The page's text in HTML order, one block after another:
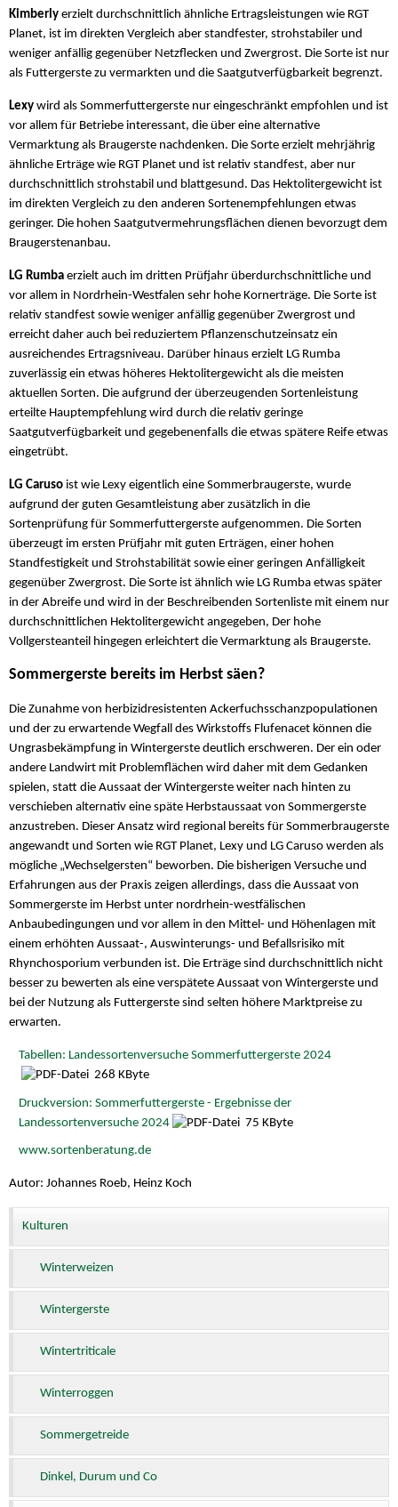
Kimberly erzielt durchschnittlich ähnliche Ertragsleistungen wie RGT
Planet, ist im direkten Vergleich aber standfester, strohstabiler und
weniger anfällig gegenüber Netzflecken und Zwergrost. Die Sorte ist nur
als Futtergerste zu vermarkten und die Saatgutverfügbarkeit begrenzt.
Lexy wird als Sommerfuttergerste nur eingeschränkt empfohlen und ist
vor allem für Betriebe interessant, die über eine alternative
Vermarktung als Braugerste nachdenken. Die Sorte erzielt mehrjährig
ähnliche Erträge wie RGT Planet und ist relativ standfest, aber nur
durchschnittlich strohstabil und blattgesund. Das Hektolitergewicht ist
im direkten Vergleich zu den anderen Sortenempfehlungen etwas
geringer. Die hohen Saatgutvermehrungsflächen dienen bevorzugt dem
Braugerstenanbau.
LG Rumba erzielt auch im dritten Prüfjahr überdurchschnittliche und
vor allem in Nordrhein-Westfalen sehr hohe Kornerträge. Die Sorte ist
relativ standfest sowie weniger anfällig gegenüber Zwergrost und
erreicht daher auch bei reduziertem Pflanzenschutzeinsatz ein
ausreichendes Ertragsniveau. Darüber hinaus erzielt LG Rumba
zuverlässig ein etwas höheres Hektolitergewicht als die meisten
aktuellen Sorten. Die aufgrund der überzeugenden Sortenleistung
erteilte Hauptempfehlung wird durch die relativ geringe
Saatgutverfügbarkeit und gegebenenfalls die etwas spätere Reife etwas
eingetrübt.
LG Caruso ist wie Lexy eigentlich eine Sommerbraugerste, wurde
aufgrund der guten Gesamtleistung aber zusätzlich in die
Sortenprüfung für Sommerfuttergerste aufgenommen. Die Sorten
überzeugt im ersten Prüfjahr mit guten Erträgen, einer hohen
Standfestigkeit und Strohstabilität sowie einer geringen Anfälligkeit
gegenüber Zwergrost. Die Sorte ist ähnlich wie LG Rumba etwas später
in der Abreife und wird in der Beschreibenden Sortenliste mit einem nur
durchschnittlichen Hektolitergewicht angegeben, Der hohe
Vollgersteanteil hingegen erleichtert die Vermarktung als Braugerste.
Sommergerste bereits im Herbst säen?
Die Zunahme von herbizidresistenten Ackerfuchsschanzpopulationen
und der zu erwartende Wegfall des Wirkstoffs Flufenacet können die
Ungrasbekämpfung in Wintergerste deutlich erschweren. Der ein oder
andere Landwirt mit Problemflächen wird daher mit dem Gedanken
spielen, statt die Aussaat der Wintergerste weiter nach hinten zu
verschieben alternativ eine späte Herbstaussaat von Sommergerste
anzustreben. Dieser Ansatz wird regional bereits für Sommerbraugerste
angewandt und Sorten wie RGT Planet, Lexy und LG Caruso werden als
mögliche „Wechselgersten“ beworben. Die bisherigen Versuche und
Erfahrungen aus der Praxis zeigen allerdings, dass die Aussaat von
Sommergerste im Herbst unter nordrhein-westfälischen
Anbaubedingungen und vor allem in den Mittel- und Höhenlagen mit
einem erhöhten Aussaat-, Auswinterungs- und Befallsrisiko mit
Rhynchosporium verbunden ist. Die Erträge sind durchschnittlich nicht
besser zu bewerten als eine verspätete Aussaat von Wintergerste und
bei der Nutzung als Futtergerste sind selten höhere Marktpreise zu
erwarten.
Tabellen: Landessortenversuche Sommerfuttergerste 2024
268 KByte
Druckversion: Sommerfuttergerste - Ergebnisse der
Landessortenversuche 2024
75 KByte
www.sortenberatung.de
Autor: Johannes Roeb, Heinz Koch
Kulturen
Winterweizen
Wintergerste
Wintertriticale
Winterroggen
Sommergetreide
Dinkel, Durum und Co